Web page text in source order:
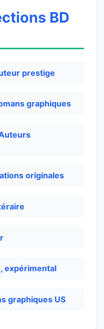
BD
prestige
graphiques
originales
expérimental
graphiques US